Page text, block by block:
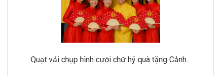
Quạt vải chụp hình cưới chữ hỷ quà tặng Cảnh...